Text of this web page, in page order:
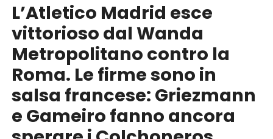
L’Atletico Madrid esce
vittorioso dal Wanda
Metropolitano contro la
Roma. Le firme sono in
salsa francese: Griezmann
e Gameiro fanno ancora